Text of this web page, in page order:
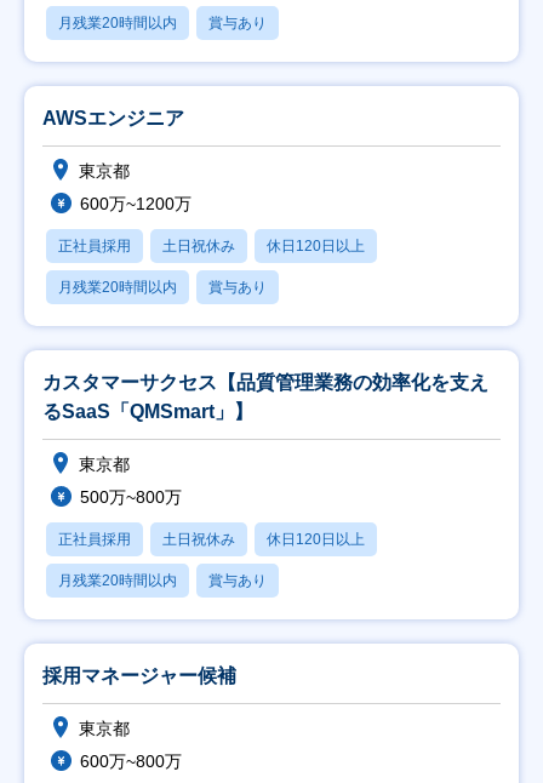
月残業20時間以内 賞与あり
AWSエンジニア
東京都
600万~1200万
正社員採用 土日祝休み 休日120日以上
月残業20時間以内 賞与あり
カスタマーサクセス【品質管理業務の効率化を支え
るSaaS「QMSmart」】
東京都
500万~800万
正社員採用 土日祝休み 休日120日以上
月残業20時間以内 賞与あり
採用マネージャー候補
東京都
600万~800万